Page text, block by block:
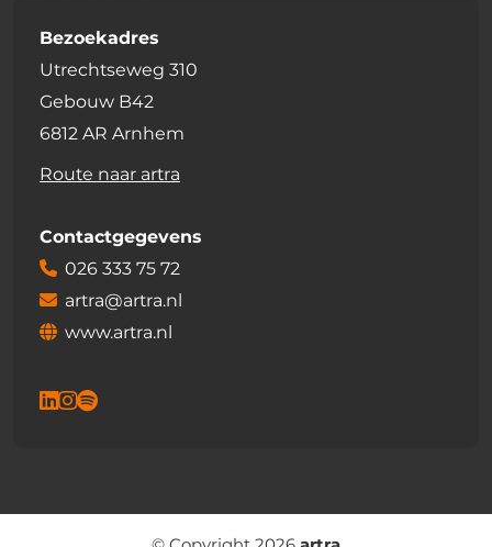
Bezoekadres
Utrechtseweg 310
Gebouw B42
6812 AR Arnhem
Route naar artra
Contactgegevens
026 333 75 72
artra@artra.nl
www.artra.nl